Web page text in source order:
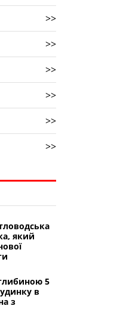
>>
>>
>>
>>
>>
>>
який
5
в
з